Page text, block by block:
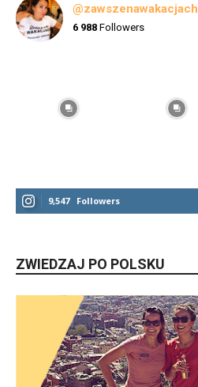
@zawszenawakacjach
6 988 Followers
9,547 Followers
ZWIEDZAJ PO POLSKU